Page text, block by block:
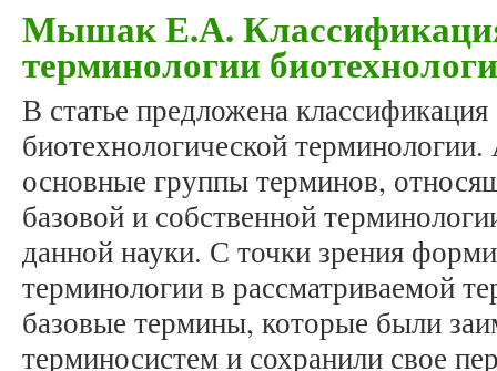
Мышак Е.А.
терминологии
В статье предложена
биотехнологической
основные группы терминов,
базовой и собственной
данной науки. С точки зрения
терминологии в рассматриваемой
базовые термины, которые были
терминосистем и сохранили свое